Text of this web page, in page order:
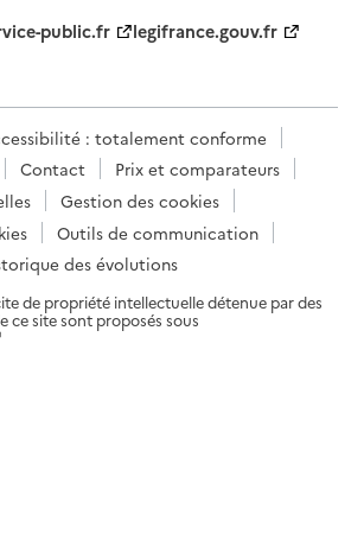
public.fr
legifrance.gouv.fr
: totalement conforme
Contact
Prix et comparateurs
Gestion des cookies
Outils de communication
des évolutions
de propriété intellectuelle détenue par des
ce site sont proposés sous